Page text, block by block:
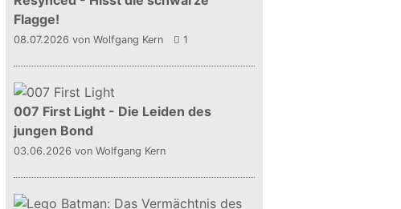
Flagge!
08.07.2026 von Wolfgang Kern 1
007 First Light - Die Leiden des
jungen Bond
03.06.2026 von Wolfgang Kern